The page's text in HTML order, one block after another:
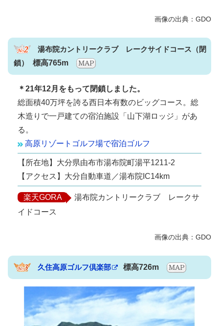
湯布院カントリークラブ レークサイドコース
標高765m
＊21年12月をもって閉鎖しました。
総面積40万坪を誇る西日本有数のビッグコース。総
木造りで一戸建ての宿泊施設「山下湖ロッジ」があ
る。
高原リゾートゴルフ場で宿泊ゴルフ
【所在地】大分県由布市湯布院町湯平1211-2
【アクセス】大分自動車道／湯布院IC14km
楽天GORA
湯布院カントリークラブ レークサ
イドコース
久住高原ゴルフ倶楽部 標高726m